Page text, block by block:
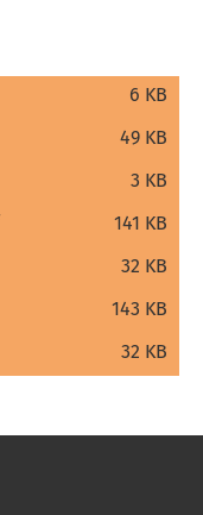
6 KB
49 KB
3 KB
141 KB
32 KB
143 KB
32 KB